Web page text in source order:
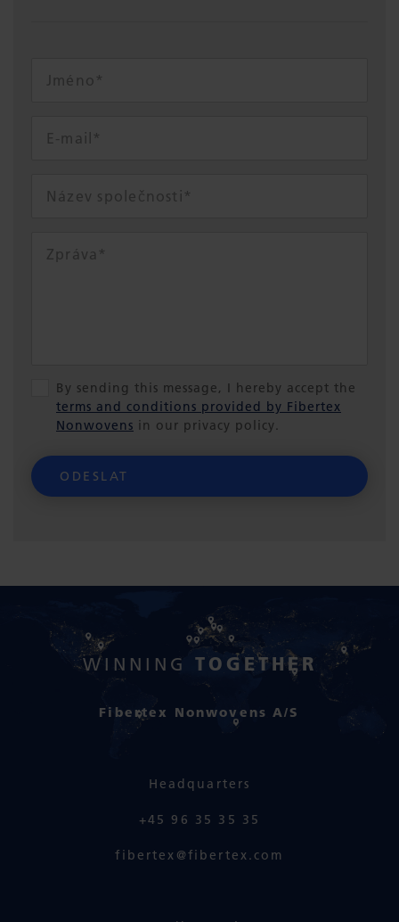
By sending this message, I hereby accept the
terms and conditions provided by Fibertex
Nonwovens in our privacy policy.
ODESLAT
WINNING TOGETHER
Fibertex Nonwovens A/S
Headquarters
+45 96 35 35 35
fibertex@fibertex.com